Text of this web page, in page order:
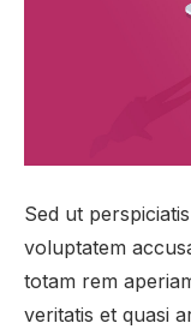
Sed ut
voluptatem
totam rem
veritatis et quasi